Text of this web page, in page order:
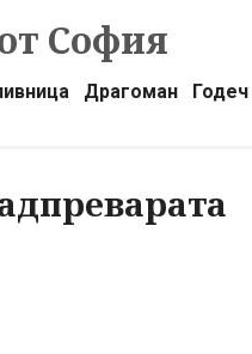
София
Драгоман Годеч